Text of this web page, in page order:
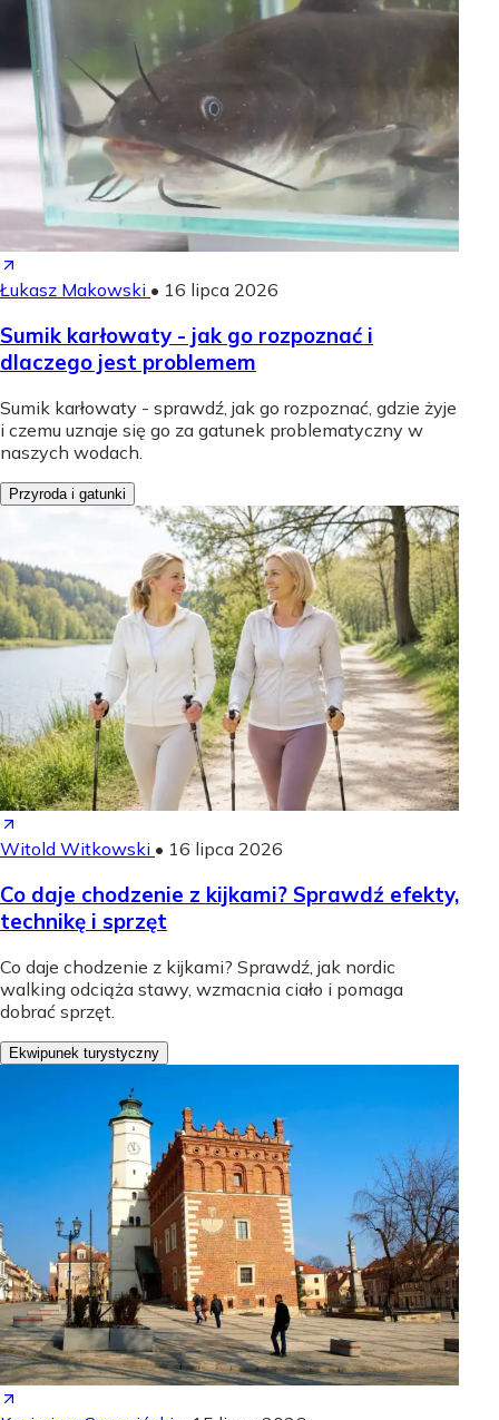
Łukasz Makowski • 16 lipca 2026
Sumik karłowaty - jak go rozpoznać i
dlaczego jest problemem
Sumik karłowaty - sprawdź, jak go rozpoznać, gdzie żyje
i czemu uznaje się go za gatunek problematyczny w
naszych wodach.
Przyroda i gatunki
Witold Witkowski • 16 lipca 2026
Co daje chodzenie z kijkami? Sprawdź efekty,
technikę i sprzęt
Co daje chodzenie z kijkami? Sprawdź, jak nordic
walking odciąża stawy, wzmacnia ciało i pomaga
dobrać sprzęt.
Ekwipunek turystyczny